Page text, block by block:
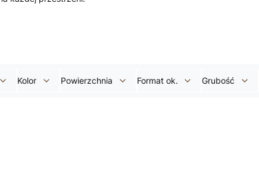
Kolor Powierzchnia Format ok. Grubość